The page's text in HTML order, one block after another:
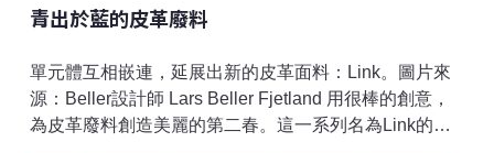
青出於藍的皮革廢料
單元體互相嵌連，延展出新的皮革面料：Link。圖片來
源：Beller設計師 Lars Beller Fjetland 用很棒的創意，
為皮革廢料創造美麗的第二春。這一系列名為Link的抱